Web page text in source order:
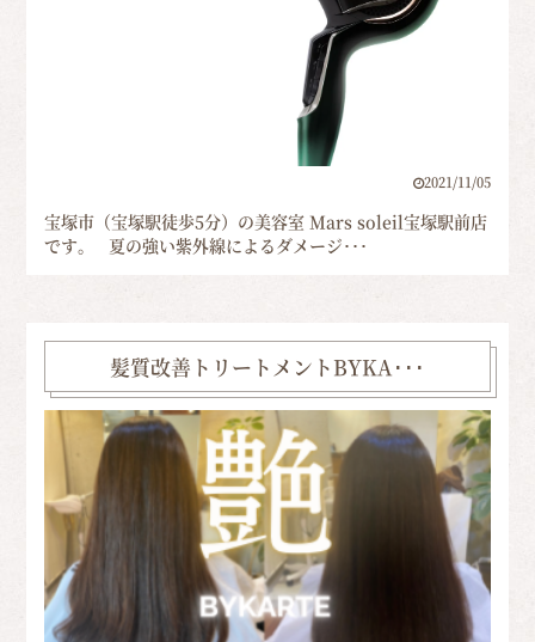
2021/11/05
宝塚市（宝塚駅徒歩5分）の美容室 Mars soleil宝塚駅前店
です。 夏の強い紫外線によるダメージ･･･
髪質改善トリートメントBYKA･･･